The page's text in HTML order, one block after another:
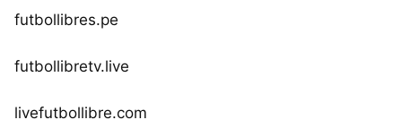
futbollibres.pe
futbollibretv.live
livefutbollibre.com